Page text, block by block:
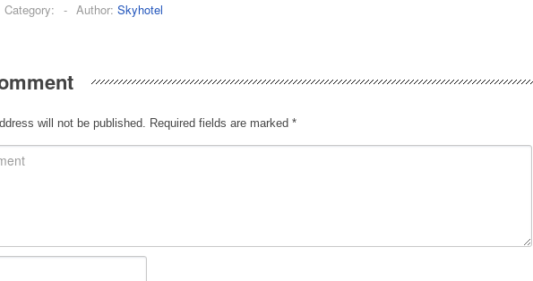
Category: - Author: Skyhotel
will not be published. Required fields are marked *